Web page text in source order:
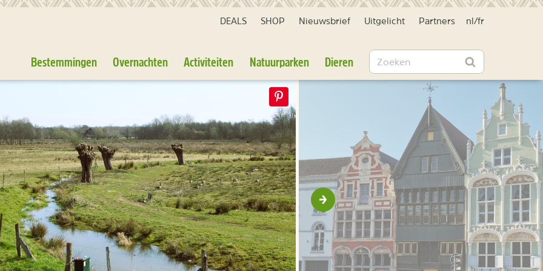
DEALS SHOP Nieuwsbrief Uitgelicht Partners nl /fr
Bestemmingen Overnachten Activiteiten Natuurparken Dieren Zoeken
Zoeken
Volgende